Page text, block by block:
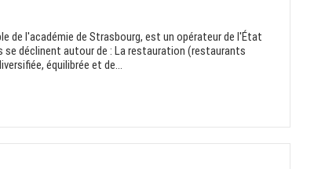
de l'académie de Strasbourg, est un opérateur de l'État
se déclinent autour de : La restauration (restaurants
équilibrée et de...